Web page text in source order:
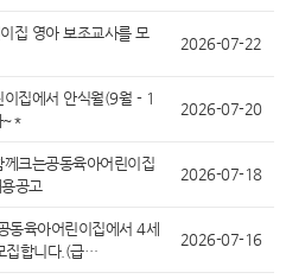
집 영아 보조교사를 모
2026-07-22
이집에서 안식월(9월 - 1
~*
2026-07-20
크는공동육아어린이집
공고
2026-07-18
동육아어린이집에서 4세
집합니다.(급…
2026-07-16